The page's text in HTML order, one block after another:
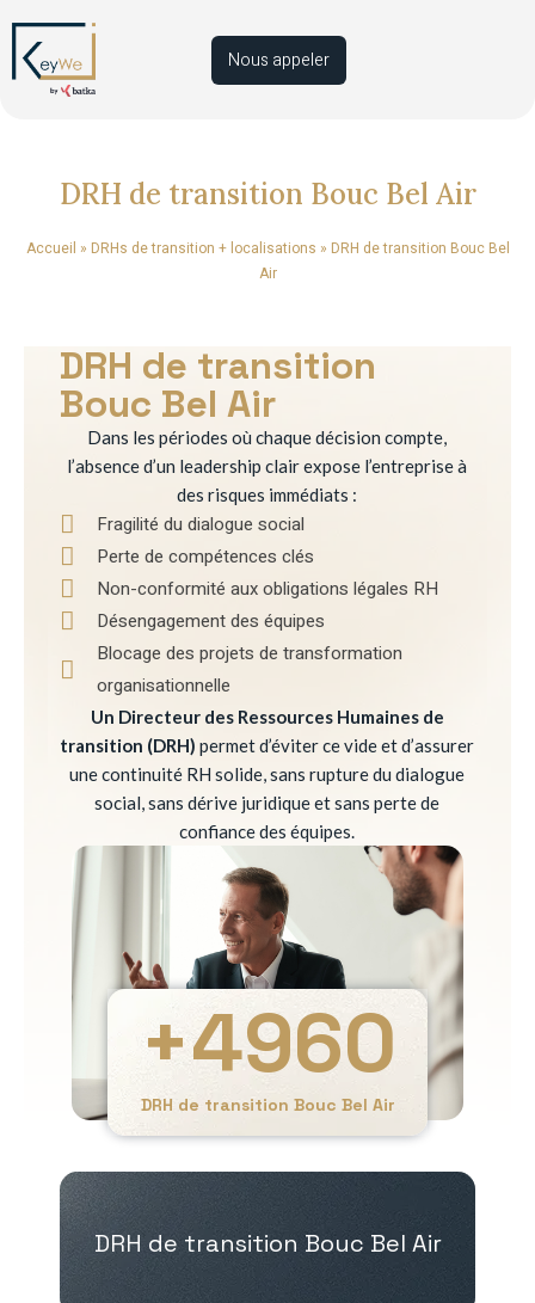
Nous appeler
DRH de transition Bouc Bel Air
Accueil » DRHs de transition + localisations » DRH de transition Bouc Bel
Air
DRH de transition
Bouc Bel Air
Dans les périodes où chaque décision compte,
l’absence d’un leadership clair expose l’entreprise à
des risques immédiats :
Fragilité du dialogue social
Perte de compétences clés
Non-conformité aux obligations légales RH
Désengagement des équipes
Blocage des projets de transformation
organisationnelle
Un Directeur des Ressources Humaines de
transition (DRH) permet d’éviter ce vide et d’assurer
une continuité RH solide, sans rupture du dialogue
social, sans dérive juridique et sans perte de
confiance des équipes.
DRH de transition Bouc Bel Air
+4960
DRH de transition Bouc Bel Air